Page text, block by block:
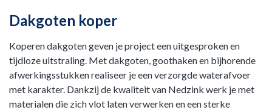
Dakgoten koper
Koperen dakgoten geven je project een uitgesproken en
tijdloze uitstraling. Met dakgoten, goothaken en bijhorende
afwerkingsstukken realiseer je een verzorgde waterafvoer
met karakter. Dankzij de kwaliteit van Nedzink werk je met
materialen die zich vlot laten verwerken en een sterke